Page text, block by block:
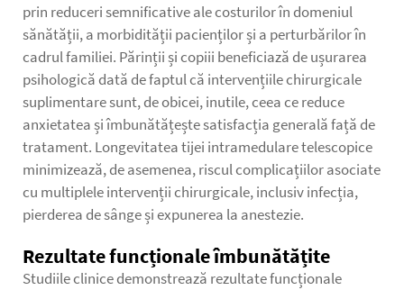
prin reduceri semnificative ale costurilor în domeniul
sănătății, a morbidității pacienților și a perturbărilor în
cadrul familiei. Părinții și copiii beneficiază de ușurarea
psihologică dată de faptul că intervențiile chirurgicale
suplimentare sunt, de obicei, inutile, ceea ce reduce
anxietatea și îmbunătățește satisfacția generală față de
tratament. Longevitatea tijei intramedulare telescopice
minimizează, de asemenea, riscul complicațiilor asociate
cu multiplele intervenții chirurgicale, inclusiv infecția,
pierderea de sânge și expunerea la anestezie.
Rezultate funcționale îmbunătățite
Studiile clinice demonstrează rezultate funcționale